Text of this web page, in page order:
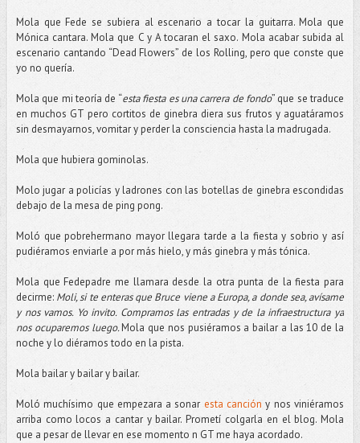
Mola que Fede se subiera al escenario a tocar la guitarra. Mola que
Mónica cantara. Mola que C y A tocaran el saxo. Mola acabar subida al
escenario cantando “Dead Flowers” de los Rolling, pero que conste que
yo no quería.
Mola que mi teoría de “esta fiesta es una carrera de fondo” que se traduce
en muchos GT pero cortitos de ginebra diera sus frutos y aguatáramos
sin desmayarnos, vomitar y perder la consciencia hasta la madrugada.
Mola que hubiera gominolas.
Molo jugar a policías y ladrones con las botellas de ginebra escondidas
debajo de la mesa de ping pong.
Moló que pobrehermano mayor llegara tarde a la fiesta y sobrio y así
pudiéramos enviarle a por más hielo, y más ginebra y más tónica.
Mola que Fedepadre me llamara desde la otra punta de la fiesta para
decirme: Moli, si te enteras que Bruce viene a Europa, a donde sea, avísame
y nos vamos. Yo invito. Compramos las entradas y de la infraestructura ya
nos ocuparemos luego.Mola que nos pusiéramos a bailar a las 10 de la
noche y lo diéramos todo en la pista.
Mola bailar y bailar y bailar.
Moló muchísimo que empezara a sonar esta canción y nos viniéramos
arriba como locos a cantar y bailar. Prometí colgarla en el blog. Mola
que a pesar de llevar en ese momento n GT me haya acordado.